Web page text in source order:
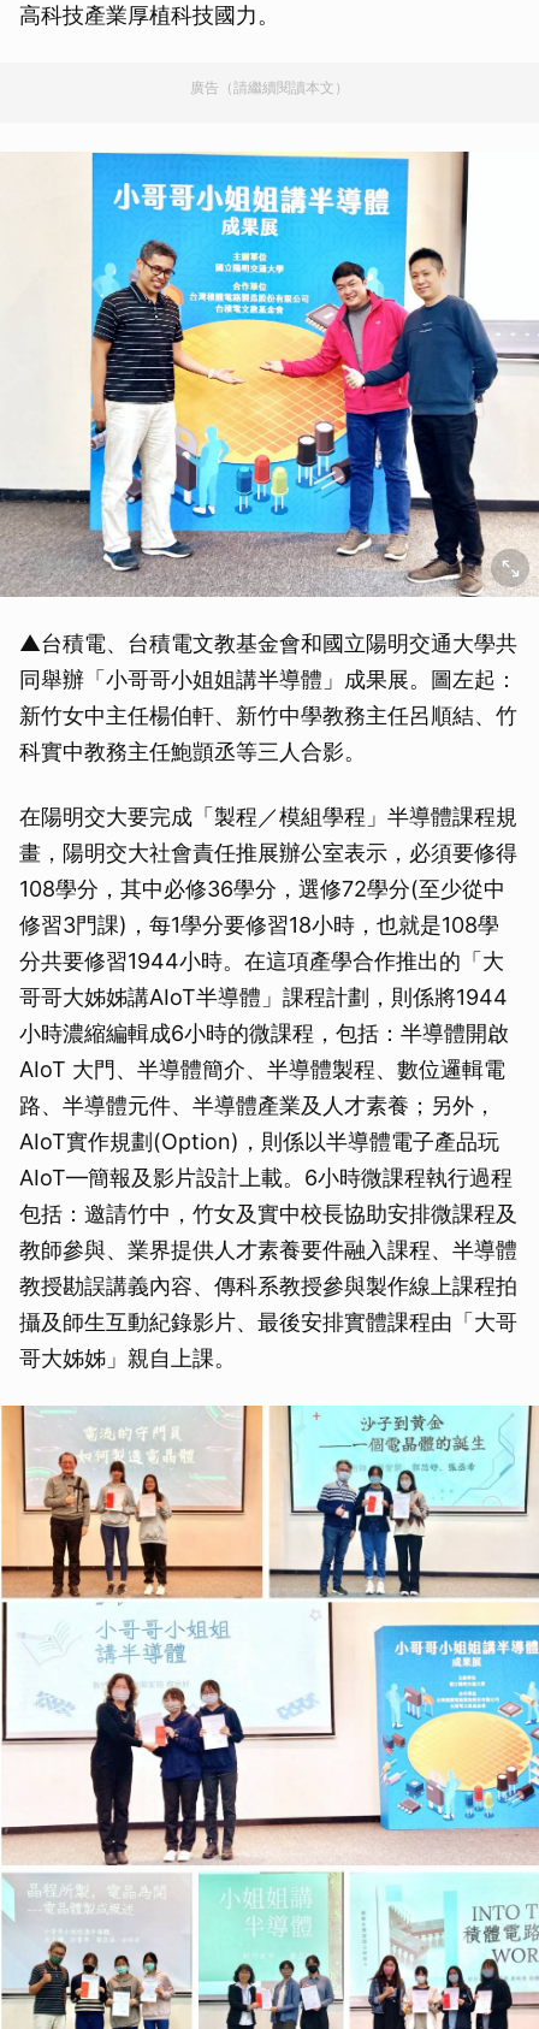
高科技產業厚植科技國力。
廣告（請繼續閱讀本文）
▲台積電、台積電文教基金會和國立陽明交通大學共
同舉辦「小哥哥小姐姐講半導體」成果展。圖左起：
新竹女中主任楊伯軒、新竹中學教務主任呂順結、竹
科實中教務主任鮑顗丞等三人合影。
在陽明交大要完成「製程／模組學程」半導體課程規
畫，陽明交大社會責任推展辦公室表示，必須要修得
108學分，其中必修36學分，選修72學分(至少從中
修習3門課)，每1學分要修習18小時，也就是108學
分共要修習1944小時。在這項產學合作推出的「大
哥哥大姊姊講AIoT半導體」課程計劃，則係將1944
小時濃縮編輯成6小時的微課程，包括：半導體開啟
AIoT 大門、半導體簡介、半導體製程、數位邏輯電
路、半導體元件、半導體產業及人才素養；另外，
AIoT實作規劃(Option)，則係以半導體電子產品玩
AIoT—簡報及影片設計上載。6小時微課程執行過程
包括：邀請竹中，竹女及實中校長協助安排微課程及
教師參與、業界提供人才素養要件融入課程、半導體
教授勘誤講義內容、傳科系教授參與製作線上課程拍
攝及師生互動紀錄影片、最後安排實體課程由「大哥
哥大姊姊」親自上課。